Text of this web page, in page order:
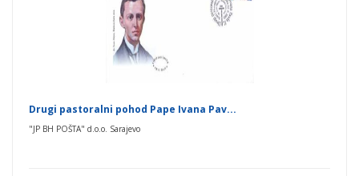
Drugi pastoralni pohod Pape Ivana Pav...
"JP BH POŠTA" d.o.o. Sarajevo